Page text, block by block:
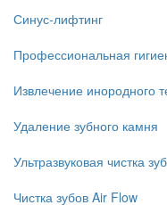
Синус-лифтинг
Профессиональная
Извлечение инородного
Удаление зубного камня
Ультразвуковая чистка
Чистка зубов Air Flow